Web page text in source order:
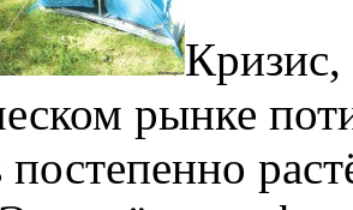
Кризис,
рынке
постепенно